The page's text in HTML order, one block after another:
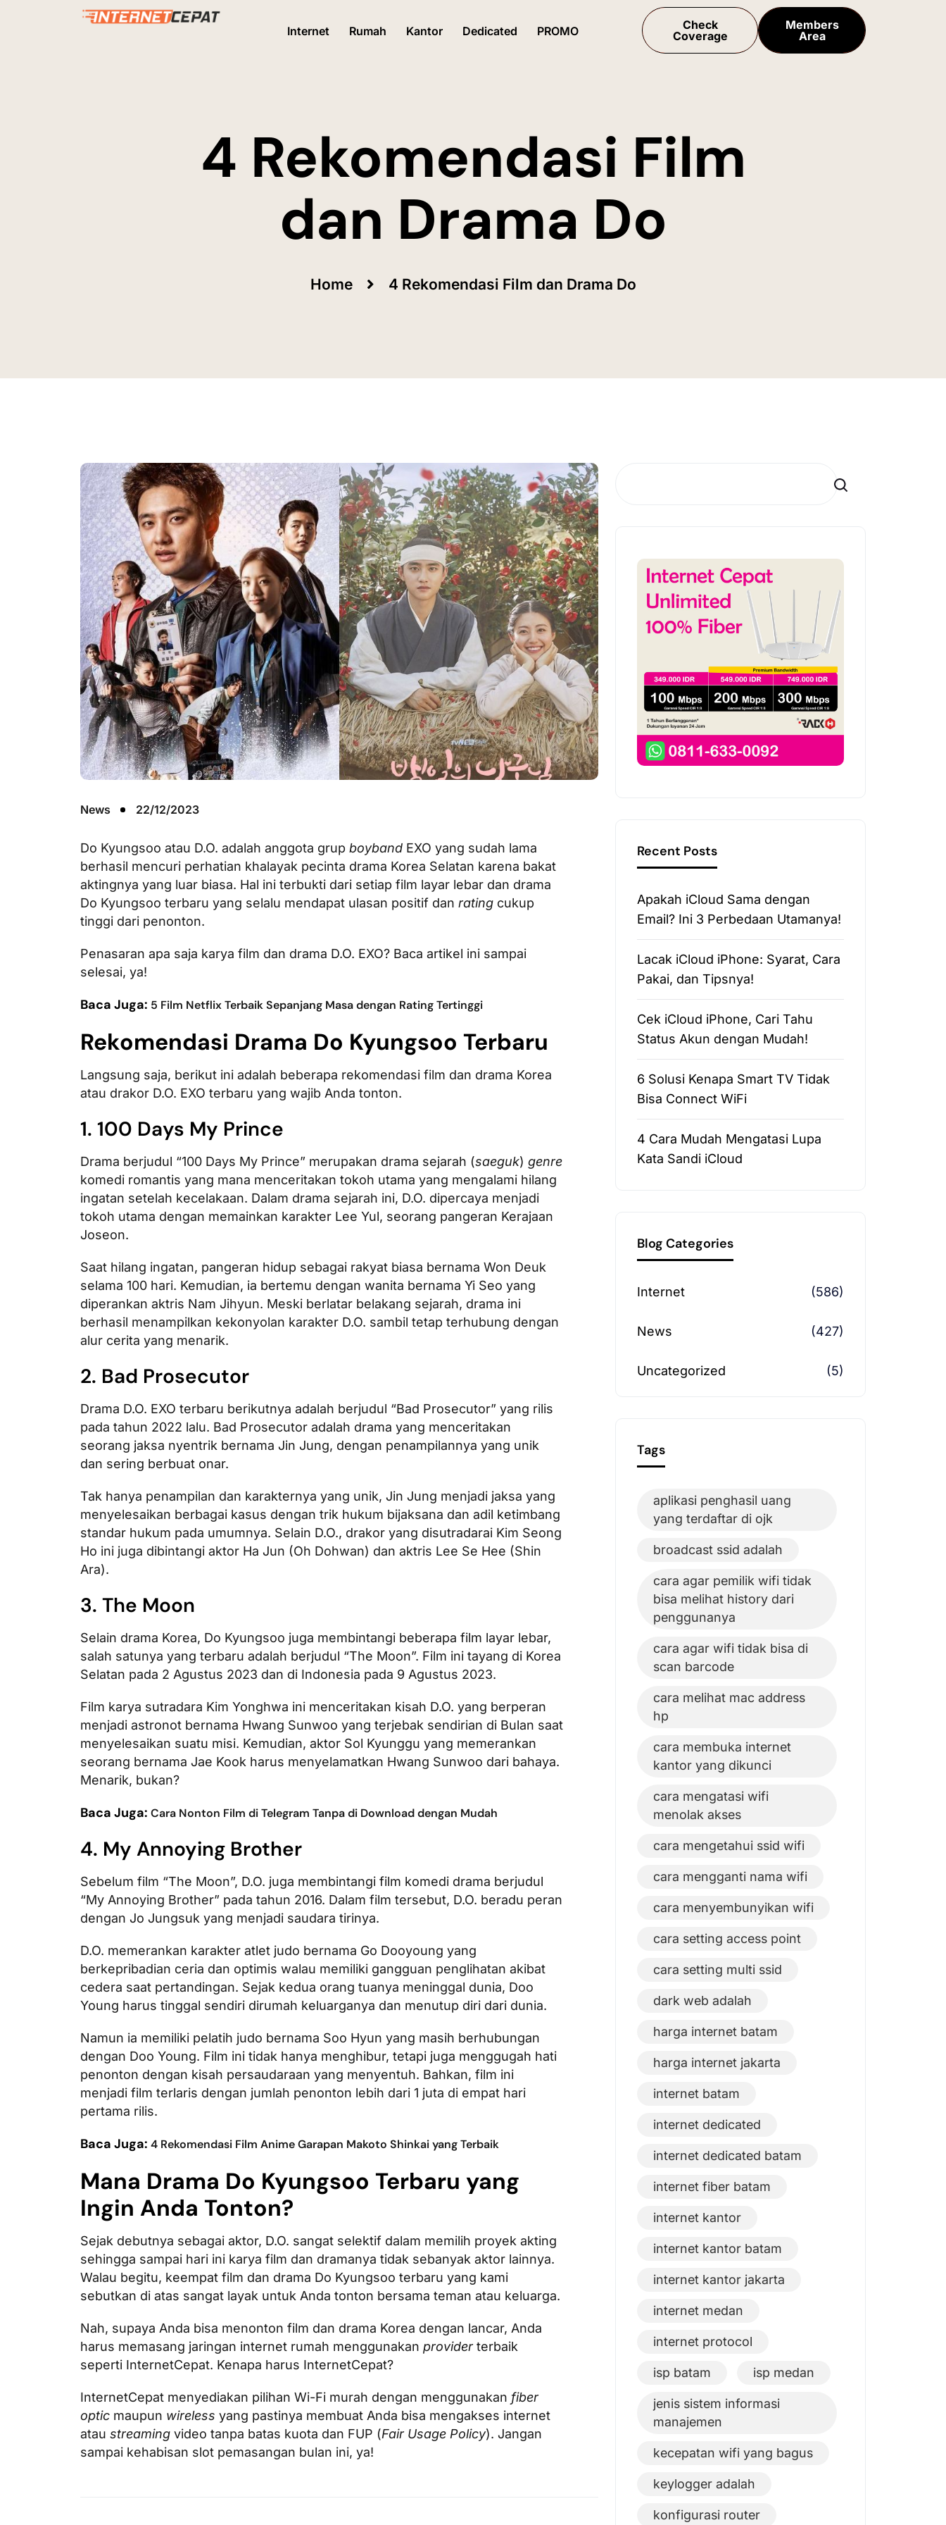
Internet Rumah Kantor Dedicated PROMO
Check
Coverage
Members
Area
4 Rekomendasi Film
dan Drama Do
Home 4 Rekomendasi Film dan Drama Do
News 22/12/2023
Do Kyungsoo atau D.O. adalah anggota grup boyband EXO yang sudah lama
berhasil mencuri perhatian khalayak pecinta drama Korea Selatan karena bakat
aktingnya yang luar biasa. Hal ini terbukti dari setiap film layar lebar dan drama
Do Kyungsoo terbaru yang selalu mendapat ulasan positif dan rating cukup
tinggi dari penonton.
Penasaran apa saja karya film dan drama D.O. EXO? Baca artikel ini sampai
selesai, ya!
Baca Juga: 5 Film Netflix Terbaik Sepanjang Masa dengan Rating Tertinggi
Rekomendasi Drama Do Kyungsoo Terbaru
Langsung saja, berikut ini adalah beberapa rekomendasi film dan drama Korea
atau drakor D.O. EXO terbaru yang wajib Anda tonton.
1. 100 Days My Prince
Drama berjudul “100 Days My Prince” merupakan drama sejarah (saeguk) genre
komedi romantis yang mana menceritakan tokoh utama yang mengalami hilang
ingatan setelah kecelakaan. Dalam drama sejarah ini, D.O. dipercaya menjadi
tokoh utama dengan memainkan karakter Lee Yul, seorang pangeran Kerajaan
Joseon.
Saat hilang ingatan, pangeran hidup sebagai rakyat biasa bernama Won Deuk
selama 100 hari. Kemudian, ia bertemu dengan wanita bernama Yi Seo yang
diperankan aktris Nam Jihyun. Meski berlatar belakang sejarah, drama ini
berhasil menampilkan kekonyolan karakter D.O. sambil tetap terhubung dengan
alur cerita yang menarik.
2. Bad Prosecutor
Drama D.O. EXO terbaru berikutnya adalah berjudul “Bad Prosecutor” yang rilis
pada tahun 2022 lalu. Bad Prosecutor adalah drama yang menceritakan
seorang jaksa nyentrik bernama Jin Jung, dengan penampilannya yang unik
dan sering berbuat onar.
Tak hanya penampilan dan karakternya yang unik, Jin Jung menjadi jaksa yang
menyelesaikan berbagai kasus dengan trik hukum bijaksana dan adil ketimbang
standar hukum pada umumnya. Selain D.O., drakor yang disutradarai Kim Seong
Ho ini juga dibintangi aktor Ha Jun (Oh Dohwan) dan aktris Lee Se Hee (Shin
Ara).
3. The Moon
Selain drama Korea, Do Kyungsoo juga membintangi beberapa film layar lebar,
salah satunya yang terbaru adalah berjudul “The Moon”. Film ini tayang di Korea
Selatan pada 2 Agustus 2023 dan di Indonesia pada 9 Agustus 2023.
Film karya sutradara Kim Yonghwa ini menceritakan kisah D.O. yang berperan
menjadi astronot bernama Hwang Sunwoo yang terjebak sendirian di Bulan saat
menyelesaikan suatu misi. Kemudian, aktor Sol Kyunggu yang memerankan
seorang bernama Jae Kook harus menyelamatkan Hwang Sunwoo dari bahaya.
Menarik, bukan?
Baca Juga: Cara Nonton Film di Telegram Tanpa di Download dengan Mudah
4. My Annoying Brother
Sebelum film “The Moon”, D.O. juga membintangi film komedi drama berjudul
“My Annoying Brother” pada tahun 2016. Dalam film tersebut, D.O. beradu peran
dengan Jo Jungsuk yang menjadi saudara tirinya.
D.O. memerankan karakter atlet judo bernama Go Dooyoung yang
berkepribadian ceria dan optimis walau memiliki gangguan penglihatan akibat
cedera saat pertandingan. Sejak kedua orang tuanya meninggal dunia, Doo
Young harus tinggal sendiri dirumah keluarganya dan menutup diri dari dunia.
Namun ia memiliki pelatih judo bernama Soo Hyun yang masih berhubungan
dengan Doo Young. Film ini tidak hanya menghibur, tetapi juga menggugah hati
penonton dengan kisah persaudaraan yang menyentuh. Bahkan, film ini
menjadi film terlaris dengan jumlah penonton lebih dari 1 juta di empat hari
pertama rilis.
Baca Juga: 4 Rekomendasi Film Anime Garapan Makoto Shinkai yang Terbaik
Mana Drama Do Kyungsoo Terbaru yang
Ingin Anda Tonton?
Sejak debutnya sebagai aktor, D.O. sangat selektif dalam memilih proyek akting
sehingga sampai hari ini karya film dan dramanya tidak sebanyak aktor lainnya.
Walau begitu, keempat film dan drama Do Kyungsoo terbaru yang kami
sebutkan di atas sangat layak untuk Anda tonton bersama teman atau keluarga.
Nah, supaya Anda bisa menonton film dan drama Korea dengan lancar, Anda
harus memasang jaringan internet rumah menggunakan providerterbaik
seperti InternetCepat. Kenapa harus InternetCepat?
InternetCepat menyediakan pilihan Wi-Fi murah dengan menggunakan fiber
optic maupun wireless yang pastinya membuat Anda bisa mengakses internet
atau streaming video tanpa batas kuota dan FUP (Fair Usage Policy). Jangan
sampai kehabisan slot pemasangan bulan ini, ya!
Search
Recent Posts
Apakah iCloud Sama dengan
Email? Ini 3 Perbedaan Utamanya!
Lacak iCloud iPhone: Syarat, Cara
Pakai, dan Tipsnya!
Cek iCloud iPhone, Cari Tahu
Status Akun dengan Mudah!
6 Solusi Kenapa Smart TV Tidak
Bisa Connect WiFi
4 Cara Mudah Mengatasi Lupa
Kata Sandi iCloud
Blog Categories
Internet (586)
News (427)
Uncategorized (5)
Tags
aplikasi penghasil uang
yang terdaftar di ojk
broadcast ssid adalah
cara agar pemilik wifi tidak
bisa melihat history dari
penggunanya
cara agar wifi tidak bisa di
scan barcode
cara melihat mac address
hp
cara membuka internet
kantor yang dikunci
cara mengatasi wifi
menolak akses
cara mengetahui ssid wifi
cara mengganti nama wifi
cara menyembunyikan wifi
cara setting access point
cara setting multi ssid
dark web adalah
harga internet batam
harga internet jakarta
internet batam
internet dedicated
internet dedicated batam
internet fiber batam
internet kantor
internet kantor batam
internet kantor jakarta
internet medan
internet protocol
isp batam isp medan
jenis sistem informasi
manajemen
kecepatan wifi yang bagus
keylogger adalah
konfigurasi router